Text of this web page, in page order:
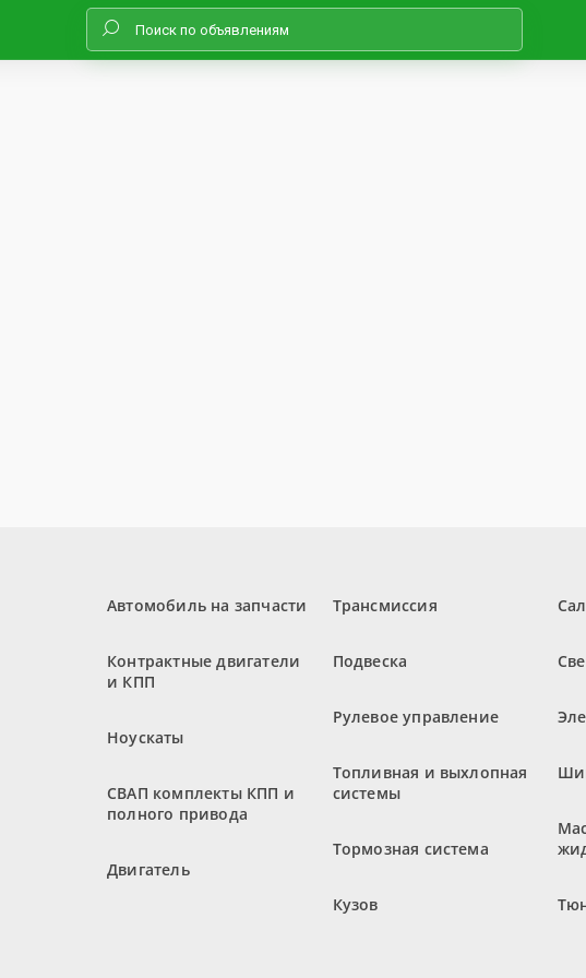
Автомобиль на запчасти
Контрактные двигатели
и КПП
Ноускаты
СВАП комплекты КПП и
полного привода
Двигатель
Трансмиссия
Подвеска
Рулевое управление
Топливная и выхлопная
системы
Тормозная система
Кузов